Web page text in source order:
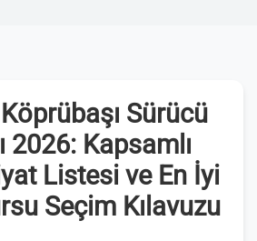
Sürücü
2026: Kapsamlı
Listesi ve En İyi
Seçim Kılavuzu